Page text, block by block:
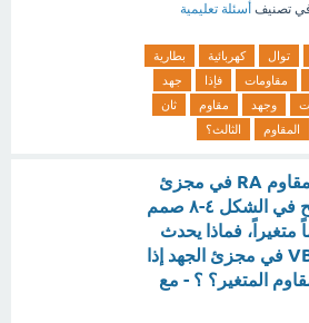
تصنيف أسئلة تعليمية
توال كهربائية
بطارية
مقاومات فإذا
جهد
وجهد مقاوم
ثان
المقاوم الثالث؟
افترض أن المقاوم RA في مجزئ
الجهد الموضح في الشكل ٤-٨ صمم
متغيراً، فماذا يحدث
للجهد الناتج VB في مجزئ الجهد إذا
المتغير؟ ؟ - مع